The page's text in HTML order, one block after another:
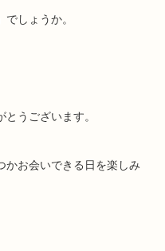
しょうか。
うございます。
かお会いできる日を楽しみ